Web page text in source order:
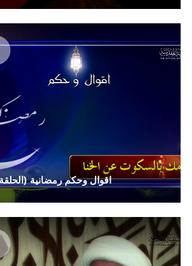
اقوال وحكم رمضانية (الحلقة